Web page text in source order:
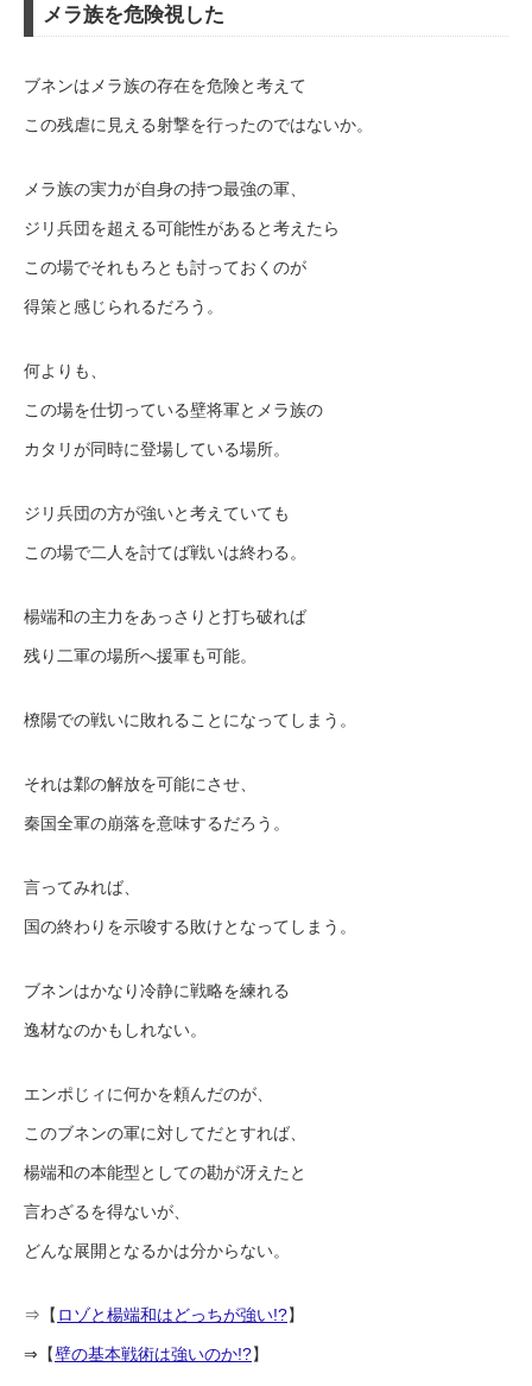
メラ族を危険視した
ブネンはメラ族の存在を危険と考えて
この残虐に見える射撃を行ったのではないか。
メラ族の実力が自身の持つ最強の軍、
ジリ兵団を超える可能性があると考えたら
この場でそれもろとも討っておくのが
得策と感じられるだろう。
何よりも、
この場を仕切っている壁将軍とメラ族の
カタリが同時に登場している場所。
ジリ兵団の方が強いと考えていても
この場で二人を討てば戦いは終わる。
楊端和の主力をあっさりと打ち破れば
残り二軍の場所へ援軍も可能。
橑陽での戦いに敗れることになってしまう。
それは鄴の解放を可能にさせ、
秦国全軍の崩落を意味するだろう。
言ってみれば、
国の終わりを示唆する敗けとなってしまう。
ブネンはかなり冷静に戦略を練れる
逸材なのかもしれない。
エンポじィに何かを頼んだのが、
このブネンの軍に対してだとすれば、
楊端和の本能型としての勘が冴えたと
言わざるを得ないが、
どんな展開となるかは分からない。
⇒【 ロゾと楊端和はどっちが強い!?】
⇒【壁の基本戦術は強いのか!?】